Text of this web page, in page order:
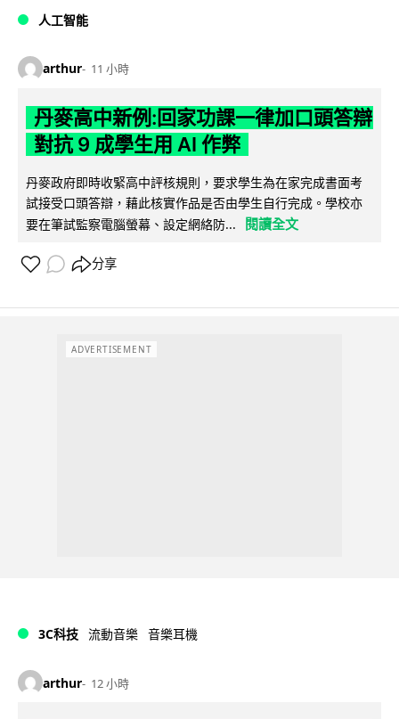
人工智能
arthur 11 小時
丹麥高中新例:回家功課一律加口頭答辯
對抗 9 成學生用 AI 作弊
丹麥政府即時收緊高中評核規則，要求學生為在家完成書面考
試接受口頭答辯，藉此核實作品是否由學生自行完成。學校亦
要在筆試監察電腦螢幕、設定網絡防...
閱讀全文
分享
ADVERTISEMENT
3C科技 流動音樂 音樂耳機
arthur 12 小時